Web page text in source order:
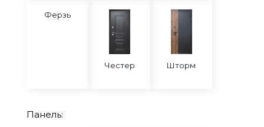
Ферзь
Честер Шторм
Панель: